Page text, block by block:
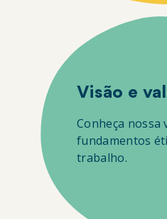
Visão e
Conheça nossa
fundamentos
trabalho.